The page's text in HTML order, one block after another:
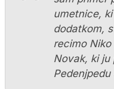
umetnice,
dodatkom,
recimo Niko
Novak, ki ju